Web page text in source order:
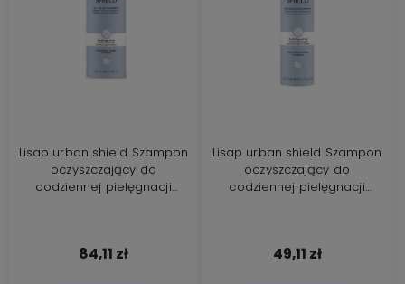
Lisap urban shield Szampon
oczyszczający do
codziennej pielęgnacji
84,11 zł
Lisap urban shield Szampon
oczyszczający do
codziennej pielęgnacji
49,11 zł